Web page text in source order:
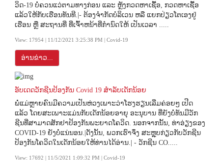
ວິດ-19 ບໍ່ຄວນແວ່ຕາມທາງກ່ອນ ແລະ ຫຼັງກວດຫາເຊື້ອ, ກວດຫາເຊື້ອ
ແລ້ວໃຫ້ກັບເຮືອນທັນທີ.|- ຕ້ອງຈຳກັດບໍລິເວນ ຫລື ແຍກປ່ຽວໂຕເອງຢູ່
ເຮືອນ ຫຼື ສະຖານທີ່ ທີ່ເຈົ້າຫນ້າທີ່ກຳນົດໃຫ້ ເປັນເວລາ .....
View: 17954 | 11/12/2021 3:25:38 PM | Covid-19
ອ່ານຂ່າວ...
ອັບເດດວັກຊີນປ້ອງກັນ Covid 19 ສຳລັບເດັກນ້ອຍ
ພໍ່ແມ່ຫຼາຍຄົນມີຄວາມເປັນຫ່ວງເພາະວ່າໂຮງຮຽນເລີ່ມຄ່ອຍໆ ເປີດ
ແລ້ວ ໂດຍສະເພາະແມ່ນກັບເດັກນ້ອຍອາຍຸ ອະນຸບານ ທີ່ຍັງບໍ່ທັນມີວັກ
ຊີນທີ່ສາມາດສັກຢາປ້ອງກັນພະຍາດໂຄວິດ. ນອກຈາກນັ້ນ, ທ່າອ່ຽງຂອງ
COVID-19 ຍັງບໍ່ແນ່ນອນ.|ດັ່ງນັ້ນ, ພວກເຮົາຈຶ່ງ ສະຫຼຸບກ່ຽວກັບວັກຊີນ
ປ້ອງກັນໂຄວິດໃນເດັກນ້ອຍໃຫ້ທ່ານໄດ້ອ່ານ.| - ວັກຊີນ CO.....
View: 17692 | 11/5/2021 1:09:32 PM | Covid-19